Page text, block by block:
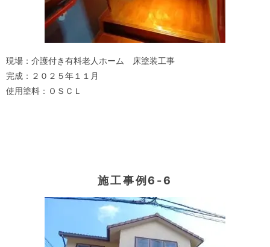
現場：介護付き有料老人ホーム 床塗装工事
完成：２０２５年１１月
使用塗料：ＯＳＣＬ
施工事例6-6